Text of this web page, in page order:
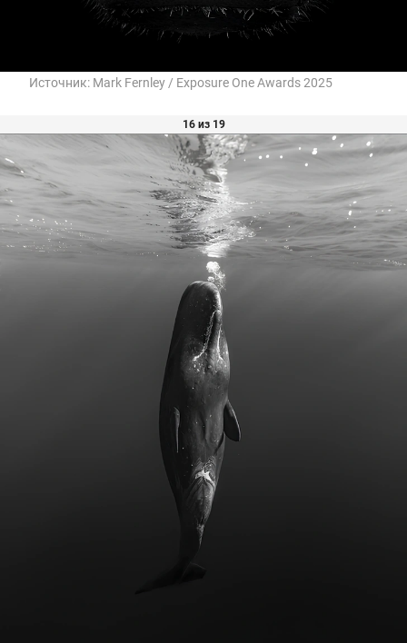
Источник: Mark Fernley / Exposure One Awards 2025
16 из 19